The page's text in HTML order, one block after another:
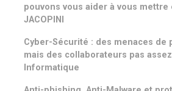
pouvons vous aider à vous
JACOPINI
Cyber-Sécurité : des menaces de
mais des collaborateurs pas
Informatique